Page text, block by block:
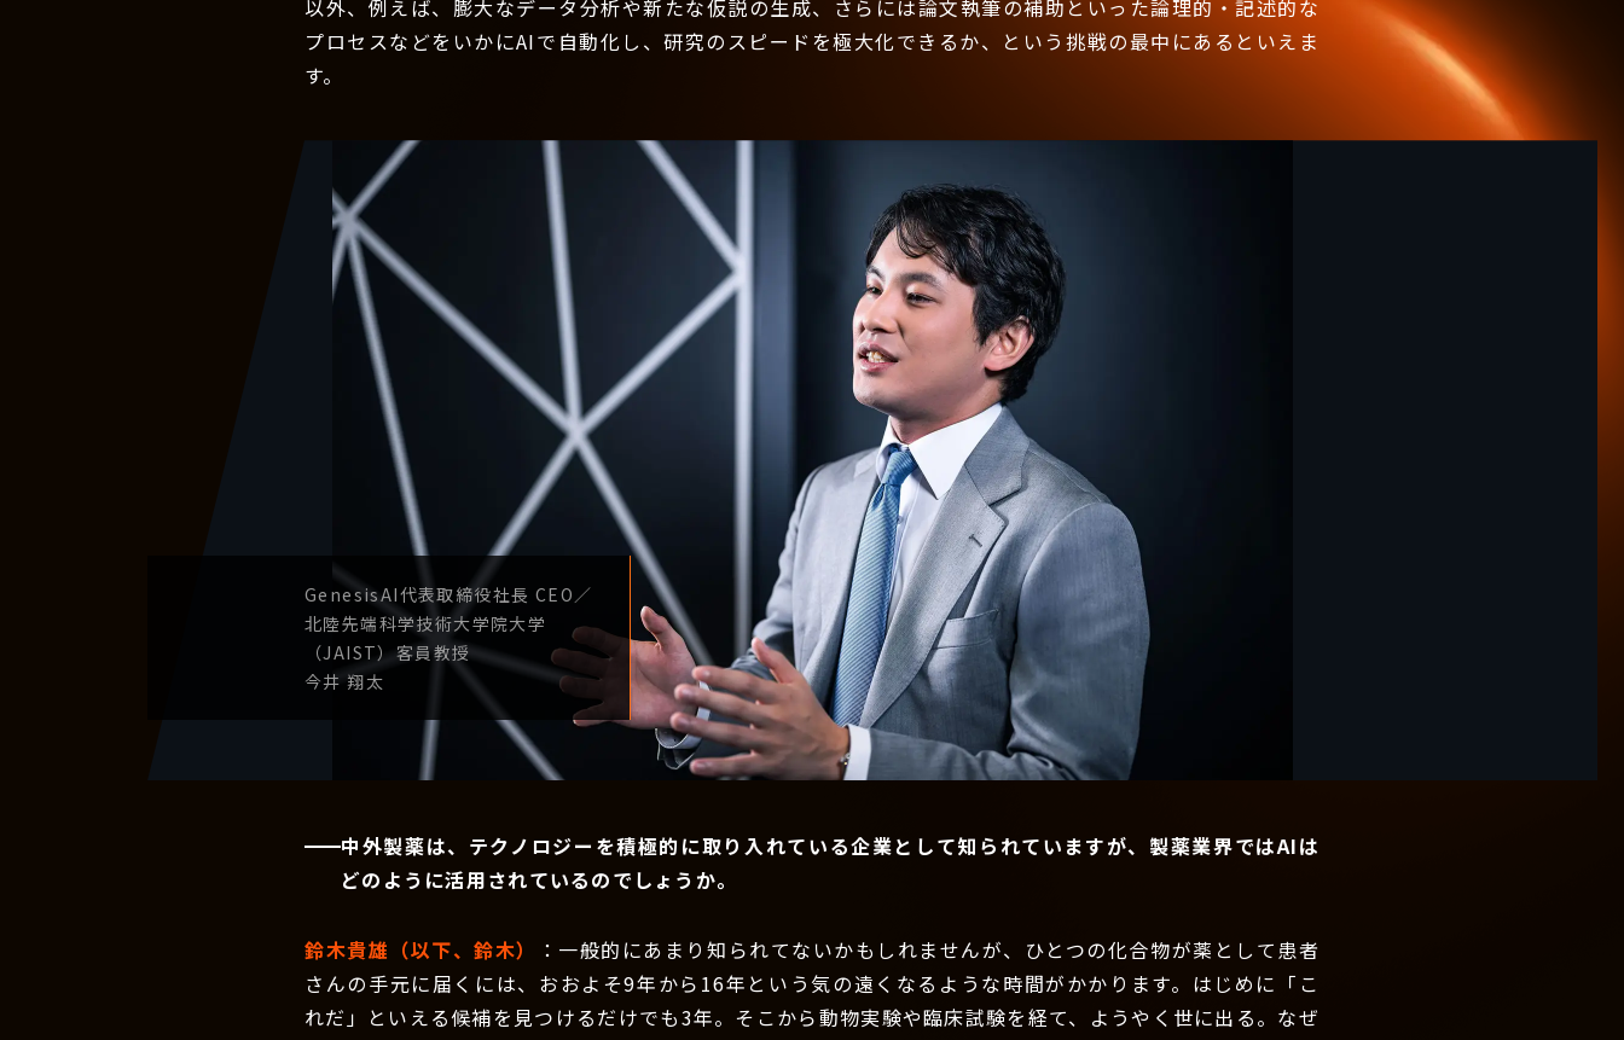
以外、例えば、膨大なデータ分析や新たな仮説の生成、さらには論文執筆の補助といった論理的・記述的な
プロセスなどをいかにAIで自動化し、研究のスピードを極大化できるか、という挑戦の最中にあるといえま
す。
GenesisAI代表取締役社長 CEO／
北陸先端科学技術大学院大学
（JAIST）客員教授
今井 翔太
中外製薬は、テクノロジーを積極的に取り入れている企業として知られていますが、製薬業界ではAIは
どのように活用されているのでしょうか。
鈴木貴雄（以下、鈴木）
：一般的にあまり知られてないかもしれませんが、ひとつの化合物が薬として患者
さんの手元に届くには、おおよそ9年から16年という気の遠くなるような時間がかかります。はじめに「こ
れだ」といえる候補を見つけるだけでも3年。そこから動物実験や臨床試験を経て、ようやく世に出る。なぜ